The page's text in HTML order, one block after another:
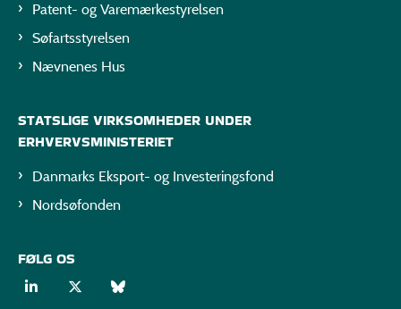
Patent- og Varemærkestyrelsen
Søfartsstyrelsen
Nævnenes Hus
STATSLIGE VIRKSOMHEDER UNDER
ERHVERVSMINISTERIET
Danmarks Eksport- og Investeringsfond
Nordsøfonden
FØLG OS